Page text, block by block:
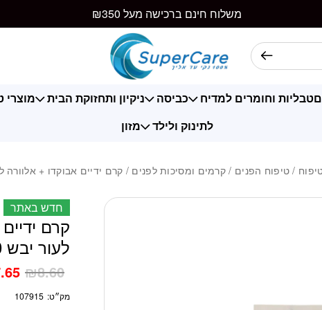
משלוח חינם ברכישה מעל ₪350
טבליות וחומרים למדיח כביסה ניקיון ותחזוקת הבית מוצרי
לתינוק ולילד
מזון
/ טיפוח הפנים / קרמים ומסיכות לפנים / קרם ידיים אבוקדו + אלוורה לעור
חדש באתר
קרם
לעור יבש 100 מ”ל
₪8.60
מק״ט: 107915